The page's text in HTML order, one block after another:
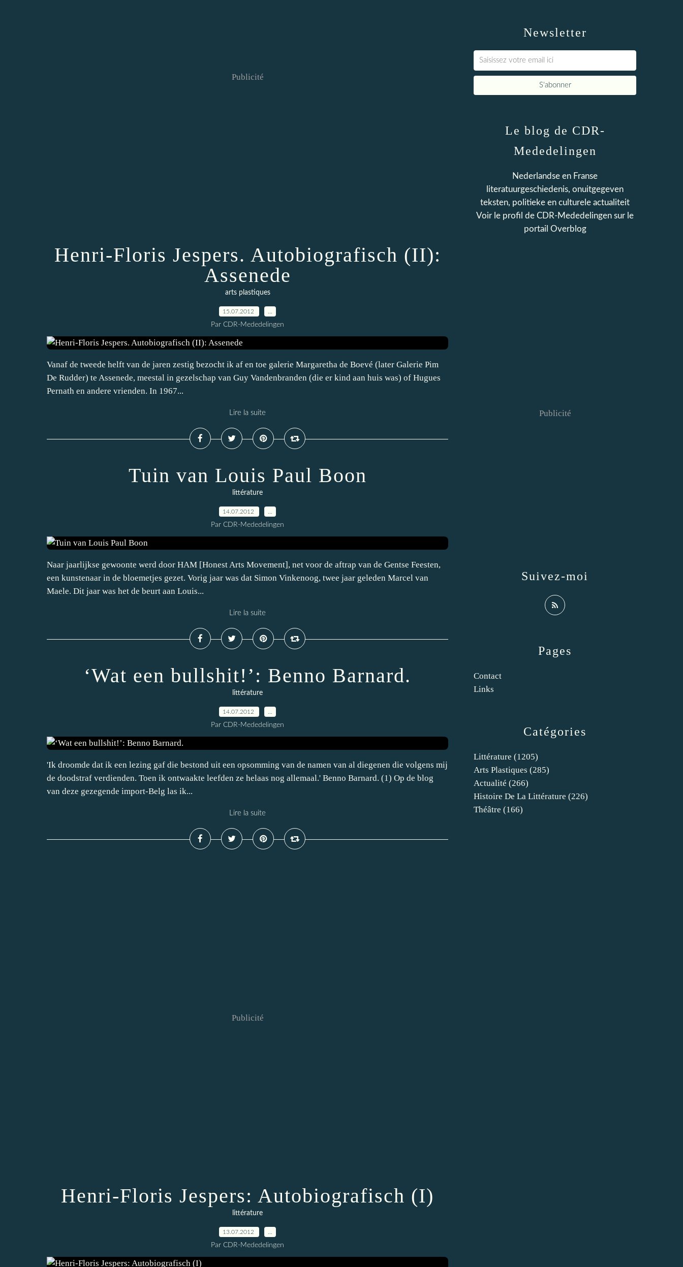
Publicité
Henri-Floris Jespers. Autobiografisch (II):
Assenede
arts plastiques
15.07.2012
Par CDR-Mededelingen
Vanaf de tweede helft van de jaren zestig bezocht ik af en toe galerie Margaretha de Boevé (later Galerie Pim
De Rudder) te Assenede, meestal in gezelschap van Guy Vandenbranden (die er kind aan huis was) of Hugues
Pernath en andere vrienden. In 1967...
Lire la suite
Tuin van Louis Paul Boon
littérature
14.07.2012
Par CDR-Mededelingen
Naar jaarlijkse gewoonte werd door HAM [Honest Arts Movement], net voor de aftrap van de Gentse Feesten,
een kunstenaar in de bloemetjes gezet. Vorig jaar was dat Simon Vinkenoog, twee jaar geleden Marcel van
Maele. Dit jaar was het de beurt aan Louis...
Lire la suite
‘Wat een bullshit!’: Benno Barnard.
littérature
14.07.2012
Par CDR-Mededelingen
'Ik droomde dat ik een lezing gaf die bestond uit een opsomming van de namen van al diegenen die volgens mij
de doodstraf verdienden. Toen ik ontwaakte leefden ze helaas nog allemaal.' Benno Barnard. (1) Op de blog
van deze gezegende import-Belg las ik...
Lire la suite
Publicité
Henri-Floris Jespers: Autobiografisch (I)
littérature
13.07.2012
Par CDR-Mededelingen
Newsletter
Catégories
Littérature (1205)
Arts Plastiques (285)
Actualité (266)
Histoire De La Littérature (226)
Théâtre (166)
Pages
Contact
Links
Le blog de CDR-
Mededelingen
Nederlandse en Franse
literatuurgeschiedenis, onuitgegeven
teksten, politieke en culturele actualiteit
Voir le profil de CDR-Mededelingen sur le
portail Overblog
Suivez-moi
Publicité